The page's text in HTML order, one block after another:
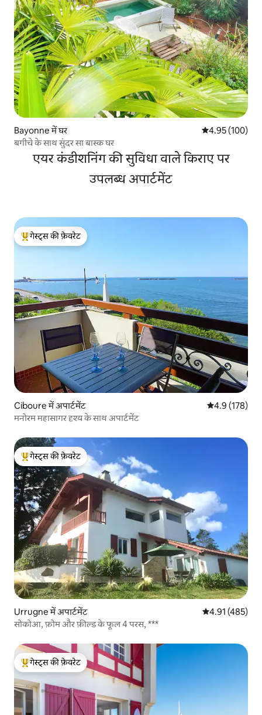
Bayonne में घर औसत रेटिंग 5 में से
4.95 (100)
बगीचे के साथ सुंदर सा बास्क घर
एयर कंडीशनिंग की सुविधा वाले किराए पर
उपलब्ध अपार्टमेंट
गेस्ट्स का टॉप फ़ेवरेट
गेस्ट्स की फ़ेवरेट
Ciboure में अपार्टमेंट औसत रेटिंग 5 में
4.9 (178)
मनोरम महासागर दृश्य के साथ अपार्टमेंट
गेस्ट्स का टॉप फ़ेवरेट
गेस्ट्स की फ़ेवरेट
Urrugne में अपार्टमेंट औसत रेटिंग 5 में से
4.91 (485)
सोकोआ, फ़ोम और फ़ील्ड के फूल 4 परस, ***
गेस्ट्स का टॉप फ़ेवरेट
गेस्ट्स की फ़ेवरेट